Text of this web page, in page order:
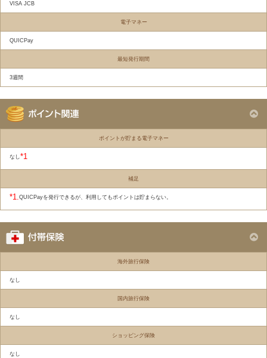
VISA JCB
電子マネー
QUICPay
最短発行期間
3週間
ポイントが貯まる電子マネー
なし*1
補足
*1. QUICPayを発行できるが、利用してもポイントは貯まらない。
海外旅行保険
なし
国内旅行保険
なし
ショッピング保険
なし